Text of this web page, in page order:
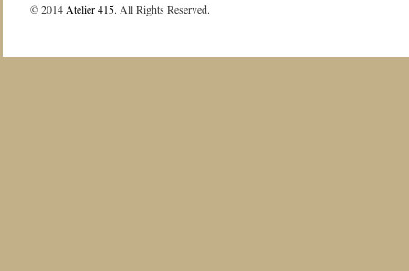
© 2014 Atelier 415. All Rights Reserved.